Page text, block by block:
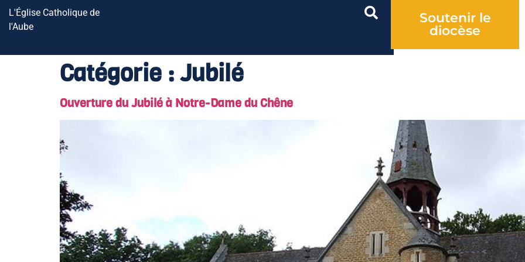
L'Église Catholique de
l'Aube
Soutenir le
diocèse
Catégorie :Jubilé
Ouverture du Jubilé à Notre-Dame du Chêne